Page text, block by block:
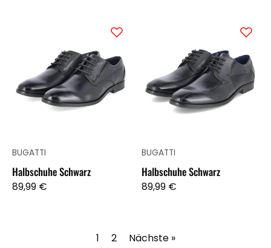
Halbschuhe
BUGATTI
Halbschuhe Schwarz
89,99 €
Halbschuhe
BUGATTI
Halbschuhe Schwarz
89,99 €
1 2 Nächste »